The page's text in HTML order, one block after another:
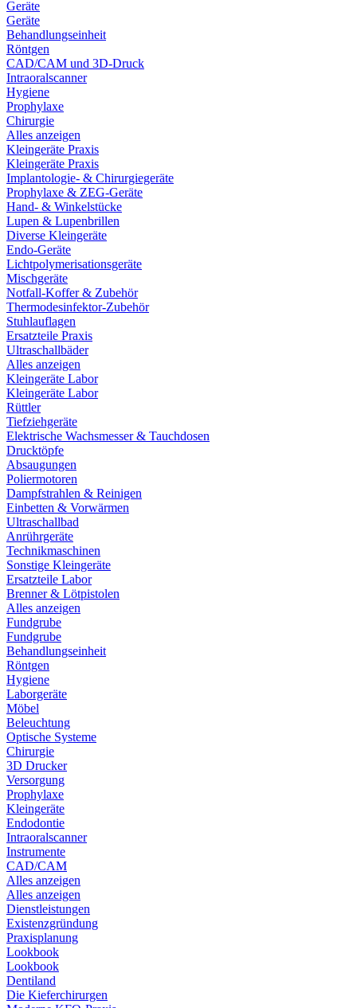
Geräte
Geräte
Behandlungseinheit
Röntgen
CAD/CAM und 3D-Druck
Intraoralscanner
Hygiene
Prophylaxe
Chirurgie
Alles anzeigen
Kleingeräte Praxis
Kleingeräte Praxis
Implantologie- & Chirurgiegeräte
Prophylaxe & ZEG-Geräte
Hand- & Winkelstücke
Lupen & Lupenbrillen
Diverse Kleingeräte
Endo-Geräte
Lichtpolymerisationsgeräte
Mischgeräte
Notfall-Koffer & Zubehör
Thermodesinfektor-Zubehör
Stuhlauflagen
Ersatzteile Praxis
Ultraschallbäder
Alles anzeigen
Kleingeräte Labor
Kleingeräte Labor
Rüttler
Tiefziehgeräte
Elektrische Wachsmesser & Tauchdosen
Drucktöpfe
Absaugungen
Poliermotoren
Dampfstrahlen & Reinigen
Einbetten & Vorwärmen
Ultraschallbad
Anrührgeräte
Technikmaschinen
Sonstige Kleingeräte
Ersatzteile Labor
Brenner & Lötpistolen
Alles anzeigen
Fundgrube
Fundgrube
Behandlungseinheit
Röntgen
Hygiene
Laborgeräte
Möbel
Beleuchtung
Optische Systeme
Chirurgie
3D Drucker
Versorgung
Prophylaxe
Kleingeräte
Endodontie
Intraoralscanner
Instrumente
CAD/CAM
Alles anzeigen
Alles anzeigen
Dienstleistungen
Existenzgründung
Praxisplanung
Lookbook
Lookbook
Dentiland
Die Kieferchirurgen